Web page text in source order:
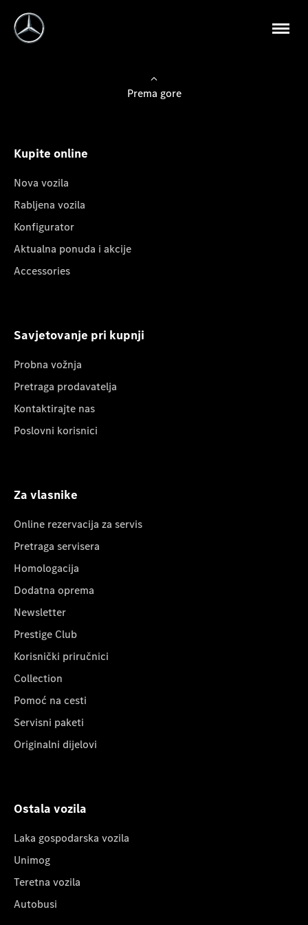
Prema gore
Kupite online
Nova vozila
Rabljena vozila
Konfigurator
Aktualna ponuda i akcije
Accessories
Savjetovanje pri kupnji
Probna vožnja
Pretraga prodavatelja
Kontaktirajte nas
Poslovni korisnici
Za vlasnike
Online rezervacija za servis
Pretraga servisera
Homologacija
Dodatna oprema
Newsletter
Prestige Club
Korisnički priručnici
Collection
Pomoć na cesti
Servisni paketi
Originalni dijelovi
Ostala vozila
Laka gospodarska vozila
Unimog
Teretna vozila
Autobusi